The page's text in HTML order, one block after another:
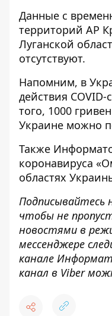
Данные с
территорий АР
Луганской
отсутствуют.
Напомним, в
действия
того, 1000
Украине можно
Также
коронавируса
областях
Подписывайтесь
чтобы не
новостями в
мессенджере
канале
канал в Viber